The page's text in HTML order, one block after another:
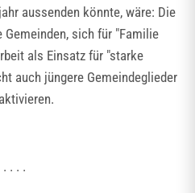
aussenden könnte, wäre: Die
sich für "Familie
als Einsatz für "starke
auch jüngere Gemeindeglieder
. . . .